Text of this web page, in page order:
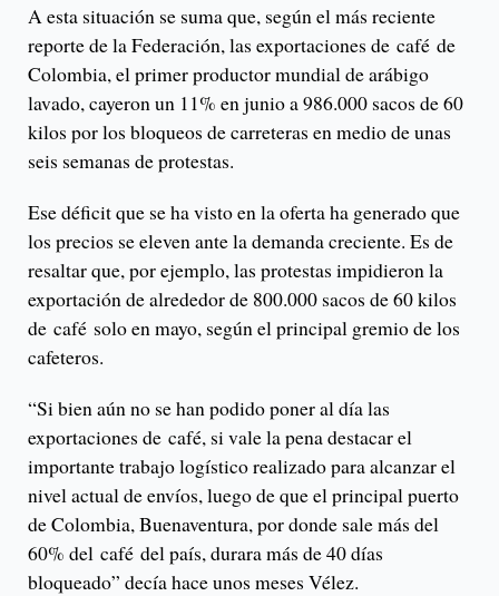
A esta situación se suma que, según el más reciente
reporte de la Federación, las exportaciones de café de
Colombia, el primer productor mundial de arábigo
lavado, cayeron un 11% en junio a 986.000 sacos de 60
kilos por los bloqueos de carreteras en medio de unas
seis semanas de protestas.
Ese déficit que se ha visto en la oferta ha generado que
los precios se eleven ante la demanda creciente. Es de
resaltar que, por ejemplo, las protestas impidieron la
exportación de alrededor de 800.000 sacos de 60 kilos
de café solo en mayo, según el principal gremio de los
cafeteros.
“Si bien aún no se han podido poner al día las
exportaciones de café, si vale la pena destacar el
importante trabajo logístico realizado para alcanzar el
nivel actual de envíos, luego de que el principal puerto
de Colombia, Buenaventura, por donde sale más del
60% del café del país, durara más de 40 días
bloqueado” decía hace unos meses Vélez.